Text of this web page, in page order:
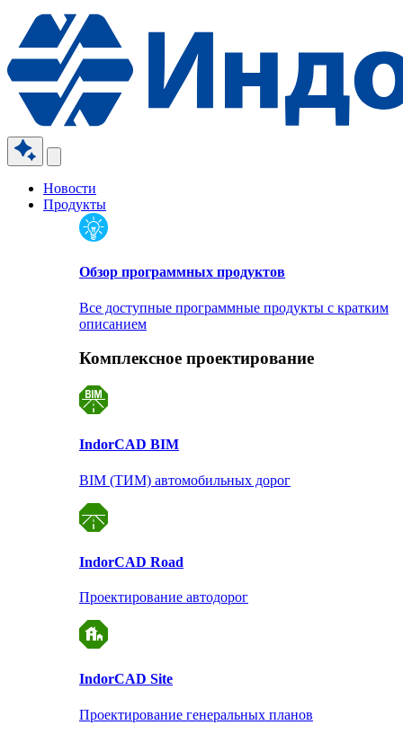
Новости
Продукты
Обзор программных продуктов
Все доступные программные продукты с кратким
описанием
Комплексное проектирование
IndorCAD BIM
BIM (ТИМ) автомобильных дорог
IndorCAD Road
Проектирование автодорог
IndorCAD Site
Проектирование генеральных планов